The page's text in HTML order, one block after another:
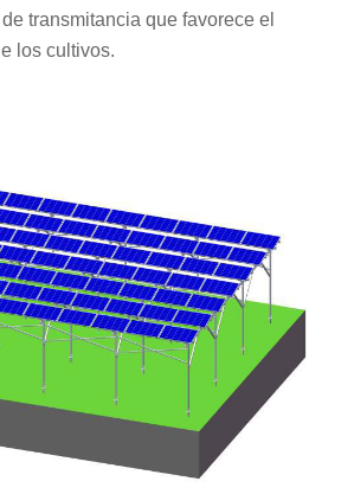
transmitancia que favorece el
los cultivos.